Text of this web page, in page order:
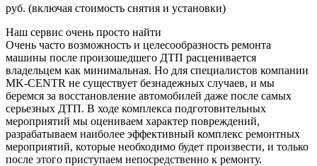
руб. (включая стоимость снятия и установки)
Наш сервис очень просто найти
Очень часто возможность и целесообразность ремонта
машины после произошедшего ДТП расценивается
владельцем как минимальная. Но для специалистов компании
MK-CENTR не существует безнадежных случаев, и мы
беремся за восстановление автомобилей даже после самых
серьезных ДТП. В ходе комплекса подготовительных
мероприятий мы оцениваем характер повреждений,
разрабатываем наиболее эффективный комплекс ремонтных
мероприятий, которые необходимо будет произвести, и только
после этого приступаем непосредственно к ремонту.